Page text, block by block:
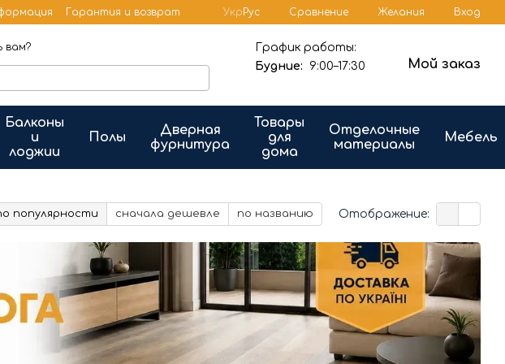
Гарантия и возврат
УкрРус Сравнение Желания Вход
вам?
График работы:
Будние:
9:00–17:30 Мой заказ
Балконы
и
лоджии
Полы
Дверная
фурнитура
Товары
для
дома
Отделочные
материалы
Мебель
популярности сначала дешевле по названию Отображение: